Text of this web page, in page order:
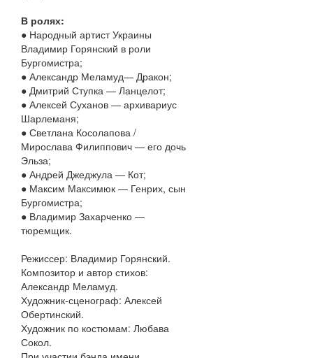
В ролях:
● Народный артист Украины
Владимир Горянский в роли
Бургомистра;
● Александр Меламуд— Дракон;
● Дмитрий Ступка — Ланцелот;
● Алексей Суханов — архивариус
Шарлеманя;
● Светлана Косолапова /
Мирослава Филиппович — его дочь
Эльза;
● Андрей Джеджула — Кот;
● Максим Максимюк — Генрих, сын
Бургомистра;
● Владимир Захарченко —
тюремщик.
Режиссер: Владимир Горянский.
Композитор и автор стихов:
Александр Меламуд.
Художник-сценограф: Алексей
Обертинский.
Художник по костюмам: Любава
Сокол.